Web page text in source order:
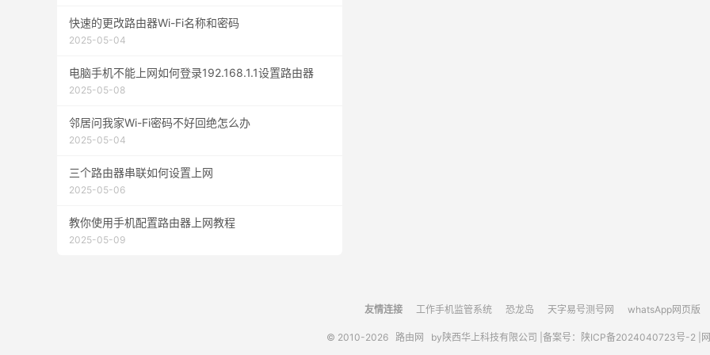
快速的更改路由器Wi-Fi名称和密码
2025-05-04
电脑手机不能上网如何登录192.168.1.1设置路由器
2025-05-08
邻居问我家Wi-Fi密码不好回绝怎么办
2025-05-04
三个路由器串联如何设置上网
2025-05-06
教你使用手机配置路由器上网教程
2025-05-09
友情连接 工作手机监管系统 恐龙岛 天字易号测号网 whatsApp网页版
© 2010-2026 路由网 by陕西华上科技有限公司 | 备案号：陕ICP备2024040723号-2 |